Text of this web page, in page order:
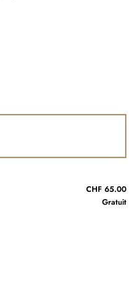
CHF 65.00
Gratuit